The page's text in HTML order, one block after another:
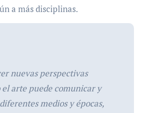
a más disciplinas.
nuevas perspectivas
el arte puede comunicar y
medios y épocas,